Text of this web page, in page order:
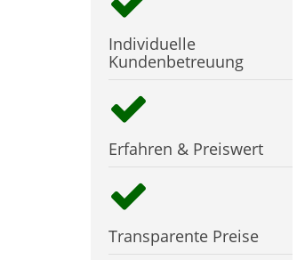
Individuelle
Kundenbetreuung
Erfahren & Preiswert
Transparente Preise